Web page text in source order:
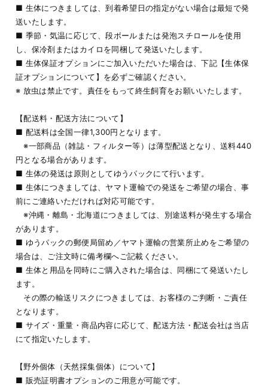
■ 生体につきましては、到着希望日の指定がない場合は最短で発
送いたします。
■ 季節・気温に応じて、段ボールまたは発泡スチロールを使用
し、保冷剤またはカイロを同梱して発送いたします。
■ 生体保証オプションにご加入いただいた場合は、下記【生体保
証オプションについて】を必ずご確認ください。
※ 放虫は禁止です。責任をもって終生飼育をお願いいたします。
【配送料・配送方法について】
■ 配送料は全国一律1,300円となります。
※一部商品（雑誌・フィルター等）は薄型配送となり、送料440
円となる場合があります。
■ 生体の発送は原則としてゆうパックにて行います。
■ 生体につきましては、ヤマト運輸での発送をご希望の場合、事
前にご連絡いただければ対応可能です。
※沖縄・離島・北海道につきましては、別途送料が発生する場合
があります。
■ ゆうパックの郵便局留め／ヤマト運輸の営業所止めをご希望の
場合は、ご注文時に備考欄へご記載ください。
■ 生体と用品を同時にご購入された場合は、同梱にて発送いたし
ます。
その際の輸送リスクにつきましては、お客様のご判断・ご責任
となります。
■ サイズ・重量・商品内容に応じて、配送方法・配送会社は当店
にて指定いたします。
【野外個体（天然採集個体）について】
■ 販売証明書オプションのご用意が可能です。